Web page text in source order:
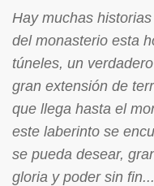
Hay muchas
del monasterio esta
túneles, un
gran extensión de
que llega hasta el
este laberinto se
se pueda desear,
gloria y poder sin